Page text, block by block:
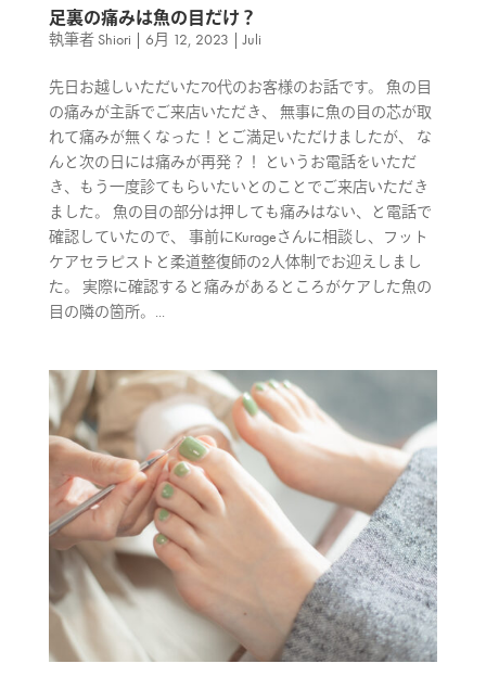
足裏の痛みは魚の目だけ？
執筆者 Shiori | 6月 12, 2023 |Juli
先日お越しいただいた70代のお客様のお話です。 魚の目
の痛みが主訴でご来店いただき、 無事に魚の目の芯が取
れて痛みが無くなった！とご満足いただけましたが、 な
んと次の日には痛みが再発？！ というお電話をいただ
き、もう一度診てもらいたいとのことでご来店いただき
ました。 魚の目の部分は押しても痛みはない、と電話で
確認していたので、 事前にKurageさんに相談し、フット
ケアセラピストと柔道整復師の2人体制でお迎えしまし
た。 実際に確認すると痛みがあるところがケアした魚の
目の隣の箇所。...